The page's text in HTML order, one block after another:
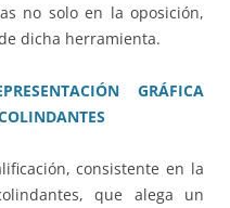
no solo en la oposición,
dicha herramienta.
GRÁFICA
consistente en la
que alega un